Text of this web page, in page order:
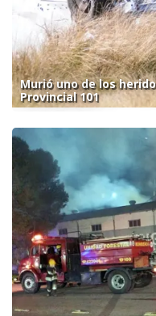
Murió uno de los
Provincial 101